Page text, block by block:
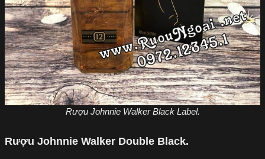
Rượu Johnnie Walker Black Label.
Rượu Johnnie Walker Double Black.